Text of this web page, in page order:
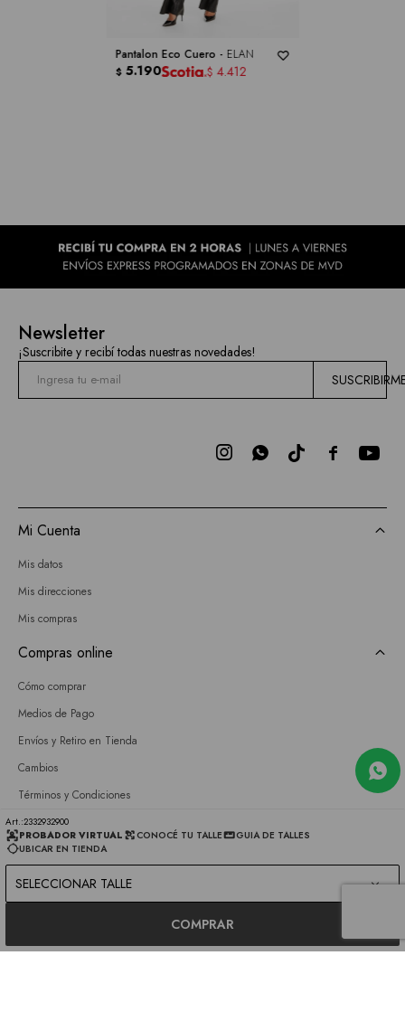
2332932900
PROBADOR VIRTUAL
CONOCÉ TU TALLE
GUIA DE TALLES
UBICAR EN TIENDA
SELECCIONAR TALLE
COMPRAR
Pantalon Eco Cuero - ELAN
$ 5.190 $ 4.412
Newsletter
¡Suscribite y recibí todas nuestras novedades!

 
Mi Cuenta
Mis datos
Mis direcciones
Mis compras
Compras online
Cómo comprar
Medios de Pago
Envíos y Retiro en Tienda
Cambios
Términos y Condiciones
GIFT CARD
Empresa
Sobre nosotros
Únete a nuestro equipo